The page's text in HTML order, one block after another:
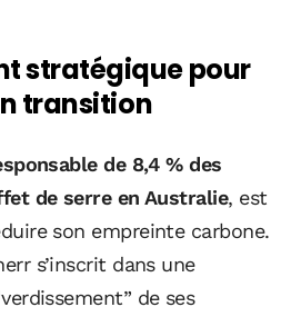
stratégique pour
transition
de 8,4 % des
de serre en Australie, est
son empreinte carbone.
s’inscrit dans une
de ses